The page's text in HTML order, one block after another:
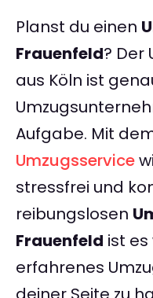
Planst du einen
Frauenfeld? Der
aus Köln ist
Aufgabe. Mit
Umzugsservice
stressfrei und
reibungslosen
Frauenfeld ist es
erfahrenes